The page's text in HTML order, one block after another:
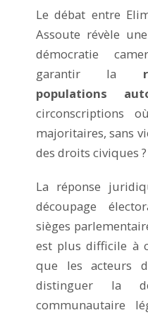
Le débat entre
Assoute révèle
démocratie
garantir la
populations
circonscriptions
majoritaires, sans
des droits civiques ?
La réponse
découpage
sièges
est plus difficile à
que les acteurs
distinguer la
communautaire